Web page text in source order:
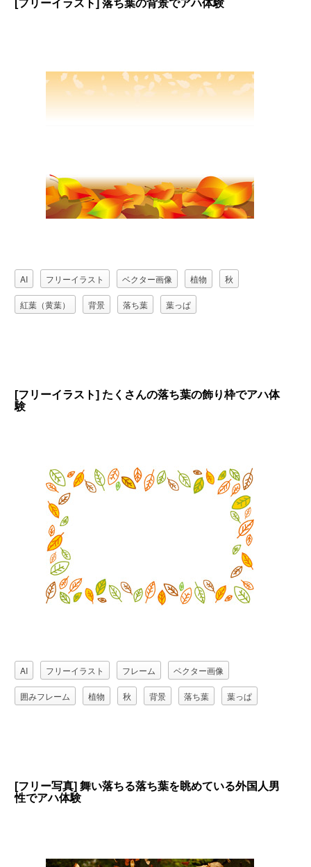
[フリーイラスト] 落ち葉の背景でアハ体験
AI フリーイラスト ベクター画像 植物 秋
紅葉（黄葉） 背景 落ち葉 葉っぱ
[フリーイラスト] たくさんの落ち葉の飾り枠でアハ体
験
AI フリーイラスト フレーム ベクター画像
囲みフレーム 植物 秋 背景 落ち葉 葉っぱ
[フリー写真] 舞い落ちる落ち葉を眺めている外国人男
性でアハ体験